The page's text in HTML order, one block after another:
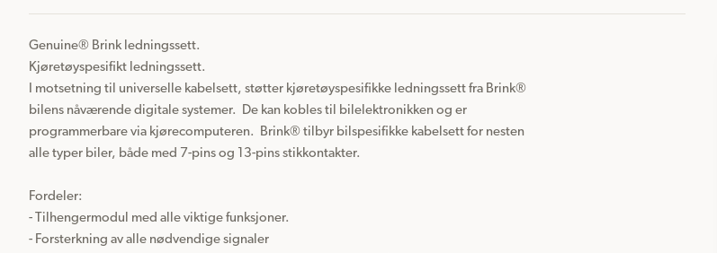
Genuine® Brink ledningssett.
Kjøretøyspesifikt ledningssett.
I motsetning til universelle kabelsett, støtter kjøretøyspesifikke ledningssett fra Brink®
bilens nåværende digitale systemer.  De kan kobles til bilelektronikken og er
programmerbare via kjørecomputeren.  Brink® tilbyr bilspesifikke kabelsett for nesten
alle typer biler, både med 7-pins og 13-pins stikkontakter.
Fordeler:
- Tilhengermodul med alle viktige funksjoner.
- Forsterkning av alle nødvendige signaler